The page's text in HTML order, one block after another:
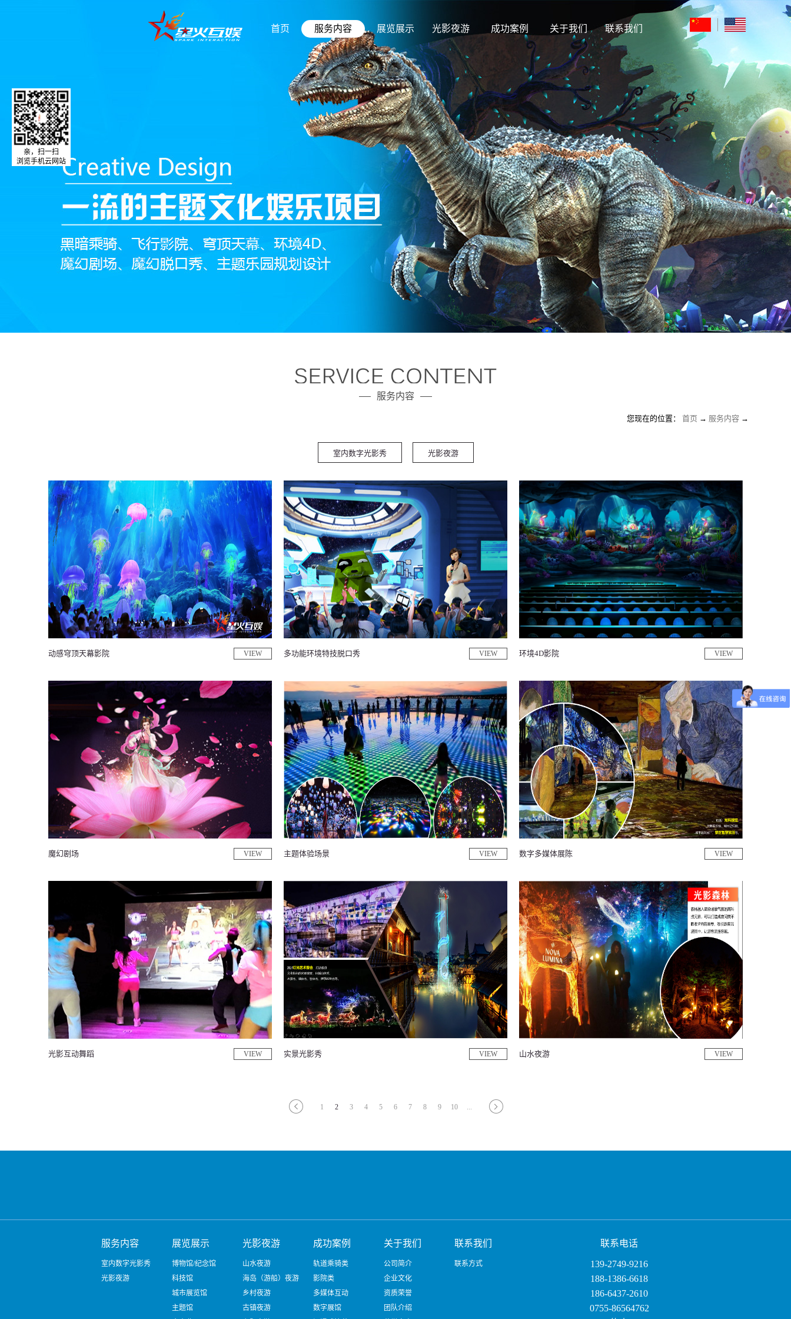
首页 服务内容 展览展示 光影夜游 成功案例 关于我们 联系我们
服务内容
您现在的位置： 首页 → 服务内容 →
室内数字光影秀 光影夜游
动感穹顶天幕影院 VIEW 多功能环境特技脱口秀 VIEW 环境4D影院 VIEW
魔幻剧场 VIEW 主题体验场景 VIEW 数字多媒体展陈 VIEW
光影互动舞蹈 VIEW 实景光影秀 VIEW 山水夜游 VIEW
1 2 3 4 5 6 7 8 9 10 ...
服务内容
室内数字光影秀
光影夜游
展览展示
博物馆/纪念馆
科技馆
城市展览馆
主题馆
光影夜游
山水夜游
海岛（游船）夜游
乡村夜游
古镇夜游
成功案例
轨道乘骑类
影院类
多媒体互动
数字展馆
关于我们
公司简介
企业文化
资质荣誉
团队介绍
联系我们
联系方式
联系电话
139-2749-9216
188-1386-6618
186-6437-2610
0755-86564762
亲，扫一扫
浏览手机云网站